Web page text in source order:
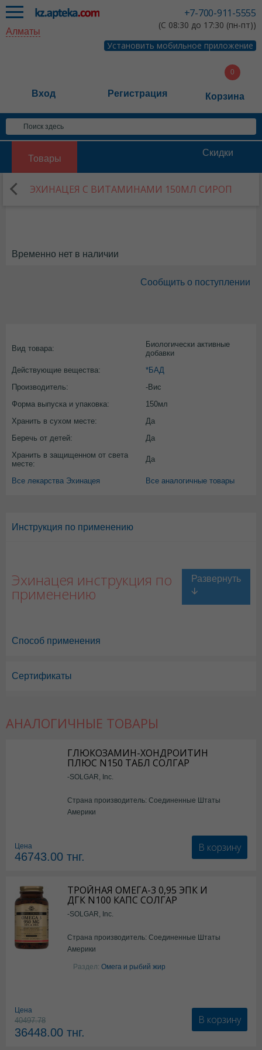
+7-700-911-5555
(С 08:30 до 17:30 (пн-пт))
Установить мобильное приложение
Алматы
Вход Регистрация Корзина
Товары
Скидки
ЭХИНАЦЕЯ С ВИТАМИНАМИ 150МЛ СИРОП
Временно нет в наличии
Сообщить о поступлении
Вид товара:
Биологически активные
добавки
Действующие вещества:
*БАД
Производитель:
-Вис
Форма выпуска и упаковка:
150мл
Хранить в сухом месте:
Да
Беречь от детей:
Да
Хранить в защищенном от света
месте:
Да
Все лекарства Эхинацея Все аналогичные товары
Инструкция по применению
Эхинацея инструкция по
применению
Способ применения
Сертификаты
АНАЛОГИЧНЫЕ ТОВАРЫ
ГЛЮКОЗАМИН-ХОНДРОИТИН
ПЛЮС N150 ТАБЛ СОЛГАР
-SOLGAR, Inc.
Страна производитель: Соединенные Штаты
Америки
Цена
46743.00 тнг.
В корзину
ТРОЙНАЯ ОМЕГА-3 0,95 ЭПК И
ДГК N100 КАПС СОЛГАР
-SOLGAR, Inc.
Страна производитель: Соединенные Штаты
Америки
Раздел: Омега и рыбий жир
Цена
40497.78
36448.00 тнг.
В корзину